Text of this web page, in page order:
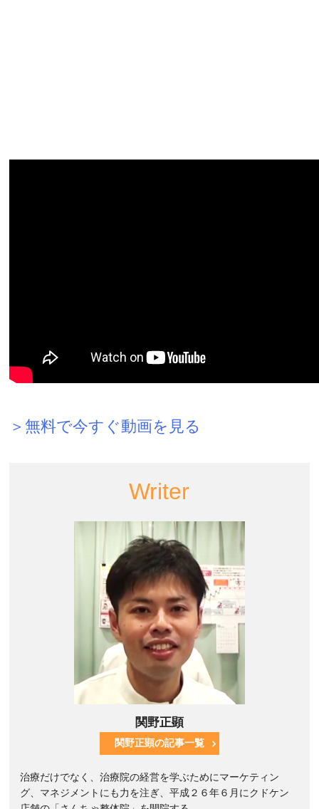
＞無料で今すぐ動画を見る
Writer
関野正顕
関野正顕の記事一覧
治療だけでなく、治療院の経営を学ぶためにマーケティン
グ、マネジメントにも力を注ぎ、平成２６年６月にクドケン